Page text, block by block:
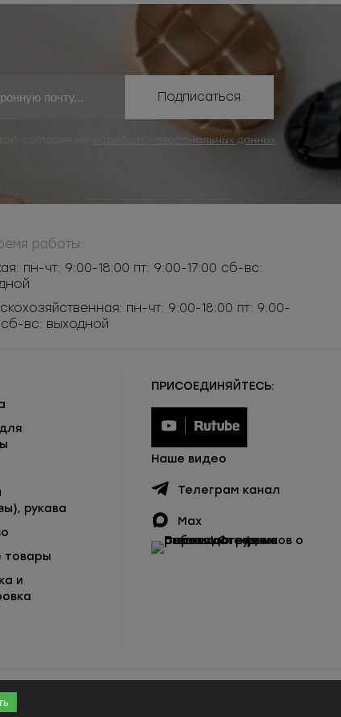
Подписаться
согласие на обработку персональных данных
работы:
пн-чт: 9:00-18:00 пт: 9:00-17:00 сб-вс:
пн-чт: 9:00-18:00 пт: 9:00-
сб-вс: выходной
рукава
товары
и
ПРИСОЕДИНЯЙТЕСЬ:
Наше видео
Телеграм канал
Max